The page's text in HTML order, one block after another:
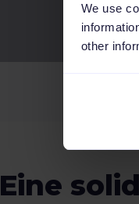
We use
other
Eine